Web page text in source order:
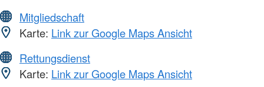
Mitgliedschaft
Karte: Link zur Google Maps Ansicht
Rettungsdienst
Karte: Link zur Google Maps Ansicht